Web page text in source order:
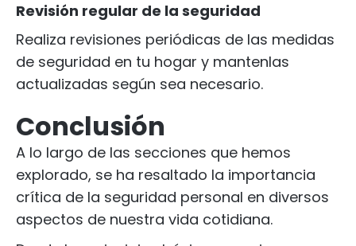
Revisión regular de la seguridad
Realiza revisiones periódicas de las medidas
de seguridad en tu hogar y mantenlas
actualizadas según sea necesario.
Conclusión
A lo largo de las secciones que hemos
explorado, se ha resaltado la importancia
crítica de la seguridad personal en diversos
aspectos de nuestra vida cotidiana.